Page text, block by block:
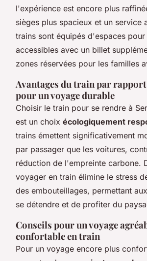
l'expérience est encore plus
sièges plus spacieux et un service
trains sont équipés d'espaces pour
accessibles avec un billet
zones réservées pour les familles
Avantages du train par
pour un voyage durable
Choisir le train pour se rendre à
est un choix écologiquement
trains émettent significativement
par passager que les voitures,
réduction de l'empreinte carbone.
voyager en train élimine le stress
des embouteillages, permettant
se détendre et de profiter du
Conseils pour un voyage
confortable en train
Pour un voyage encore plus